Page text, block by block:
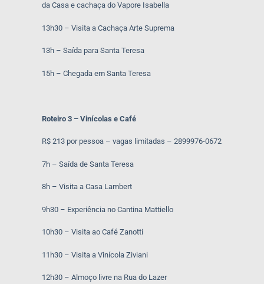
da Casa e cachaça do Vapore Isabella
13h30 – Visita a Cachaça Arte Suprema
13h – Saída para Santa Teresa
15h – Chegada em Santa Teresa
Roteiro 3 – Vinícolas e Café
R$ 213 por pessoa – vagas limitadas – 2899976-0672
7h – Saída de Santa Teresa
8h – Visita a Casa Lambert
9h30 – Experiência no Cantina Mattiello
10h30 – Visita ao Café Zanotti
11h30 – Visita a Vinícola Ziviani
12h30 – Almoço livre na Rua do Lazer